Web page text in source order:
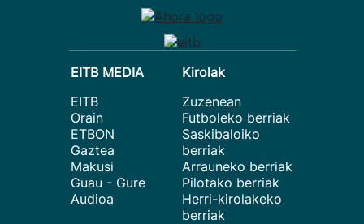
EITB MEDIA
EITB
Orain
ETBON
Gaztea
Makusi
Guau - Gure
Audioa
Kirolak
Zuzenean
Futboleko berriak
Saskibaloiko
berriak
Arrauneko berriak
Pilotako berriak
Herri-kirolakeko
berriak